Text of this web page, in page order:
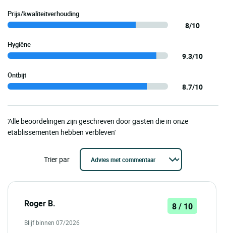
Prijs/kwaliteitverhouding
8/10
Hygiëne
9.3/10
Ontbijt
8.7/10
'Alle beoordelingen zijn geschreven door gasten die in onze
etablissementen hebben verbleven'
Trier par
Roger B. 8 / 10
Blijf binnen 07/2026